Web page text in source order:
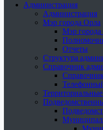
Администрация
Администрация
Мэр города Орла
Мэр города
Отчеты
Структура
Справочник